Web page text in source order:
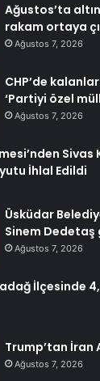
Ağustos’ta
rakam ortaya
Ağustos 7, 2026
CHP’de
‘Partiyi özel
Ağustos 7, 2026
Sivas
İhlal Edildi
Üsküdar
Sinem Dedetaş
Ağustos 7, 2026
İlçesinde
Trump’tan İran
Ağustos 7, 2026